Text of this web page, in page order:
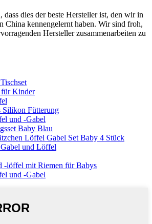
dass dies der beste Hersteller ist, den wir in
China kennengelernt haben. Wir sind froh,
Hersteller zusammenarbeiten zu
für Kinder
Silikon Fütterung
und -Gabel
Baby Blau
Löffel Gabel Set Baby 4 Stück
und Löffel
-löffel mit Riemen für Babys
und -Gabel